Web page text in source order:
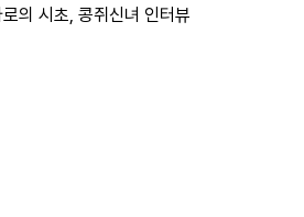
의 시초, 콩쥐신녀 인터뷰